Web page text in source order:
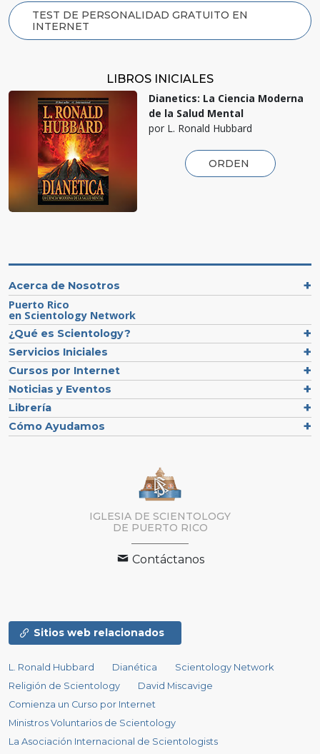
TEST DE PERSONALIDAD GRATUITO EN
INTERNET
LIBROS INICIALES
Dianetics: La Ciencia Moderna
de la Salud Mental
por L. Ronald Hubbard
ORDEN
Acerca de Nosotros
Puerto Rico
en Scientology Network
¿Qué es Scientology?
Servicios Iniciales
Cursos por Internet
Noticias y Eventos
Librería
Cómo Ayudamos
IGLESIA DE SCIENTOLOGY
DE PUERTO RICO
Contáctanos
Sitios web relacionados
L. Ronald Hubbard Dianética
Scientology Network
Religión de Scientology
David Miscavige
Comienza un Curso por Internet
Ministros Voluntarios de Scientology
La Asociación Internacional de Scientologists